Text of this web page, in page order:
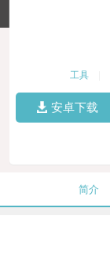
工具
安卓下载
简介